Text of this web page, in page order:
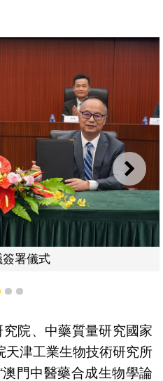
下一
署儀式
3 4
院、中藥質量研究國家
天津工業生物技術研究所
門中醫藥合成生物學論